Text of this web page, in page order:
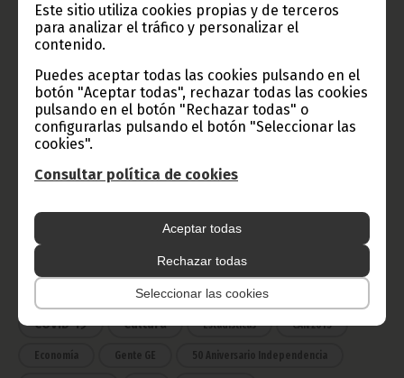
Este sitio utiliza cookies propias y de terceros
para analizar el tráfico y personalizar el
contenido.
Puedes aceptar todas las cookies pulsando en el
botón "Aceptar todas", rechazar todas las cookies
pulsando en el botón "Rechazar todas" o
configurarlas pulsando el botón "Seleccionar las
cookies".
Consultar política de cookies
Aceptar todas
Rechazar todas
Seleccionar las cookies
TVGE
Radio Nacional de Guinea
Ecuatorial
Haz click aquí para escuchar ahora
CATEGORÍAS
Noticias
África
Deportes Vicepresidencia
COVID-19 Cultura Estadísticas CAN 2015
Economía Gente GE 50 Aniversario Independencia